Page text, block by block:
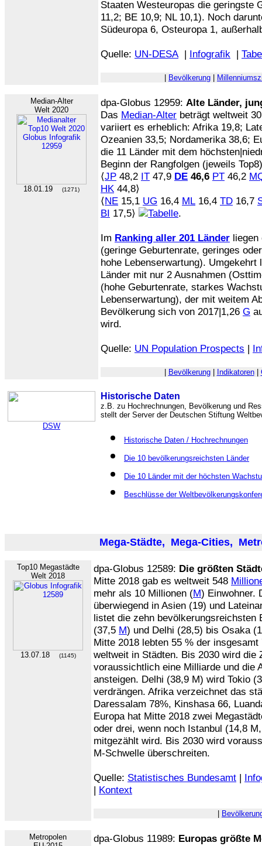
Staaten Westeuropas die geringste
11,2; BE 10,9; NL 10,1). Noch
Südeuropa 6, Osteuropa 1,
Quelle: UN-DESA| Infografik |
Bevölkerung
Median-Alter
Welt 2020
18.01.19 (1271)
dpa-Globus 12959: Alte Länder,
Das Median-Alter beträgt weltweit
variiert es erheblich: Afrika 19,8;
Ozeanien 33,5; Nordamerika 38,6;
die 11 Länder mit dem
Beginn der Rangfolgen (jeweils
⟨JP 48,2 IT 47,9 DE 46,6 PT 46,2
HK 44,8⟩
⟨NE 15,1 UG 16,4 ML 16,4 TD 16,7
BI 17,5⟩ .
Im Ranking aller 201 Länder liegen
(geringe Geburtenrate, geringes
hohe Lebenserwartung).
Länder mit nur 2 Ausnahmen
(hohe Geburtenrate, starkes
Lebenserwartung), der mit weitem
Bevölkerung sich von 2017|1,26 G
wird.
Quelle: UN Population Prospects |
Bevölkerung| Indikatoren|
DSW
Historische Daten
z.B. zu Hochrechnungen, Bevölkerung und
stellt der Server der Deutschen Stiftung
Historische Daten / Hochrechnungen
Die 10 bevölkerungsreichsten Länder
Die 10 Länder mit der höchsten
Beschlüsse der
Mega-Städte, Mega-Cities,
Top10 Megastädte
Welt 2018
13.07.18 (1145)
dpa-Globus 12589: Die größten
Mitte 2018 gab es weltweit 548
mehr als 10 Millionen (M) Einwohner.
überwiegend in Asien (19) und
listet die zehn bevölkerungsreichsten
(37,5 M) und Delhi (28,5) bis Osaka
Mitte 2018 lebten 55 % der
weltweit in Städten. Bis 2030 wird die
voraussichtlich eine Milliarde und die
ansteigen. Delhi (38,9 M) wird Tokio
verdrängen. Afrika verzeichnet das
Daressalam 78%, Kinshasa 66,
Europa hat Mitte 2018 zwei
oder drei, wenn noch Istanbul (14,8
mitgezählt wird. Bis 2030 wird
M-Schwelle überschreiten.
Quelle: Statistisches Bundesamt |
| Kontext
Metropolen
dpa-Globus 11989: Europas größte